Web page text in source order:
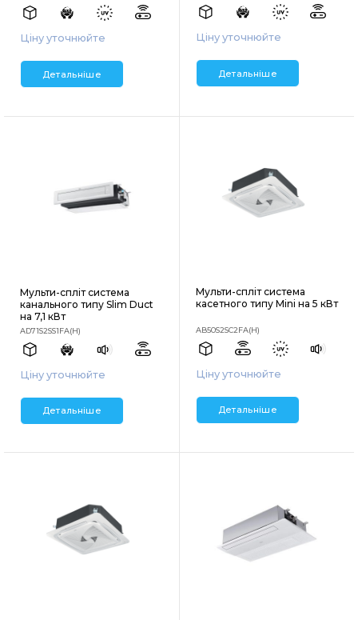
Ціну уточнюйте
Детальніше
Ціну уточнюйте
Детальніше
Мульти-спліт система
канального типу Slim Duct
на 7,1 кВт
AD71S2SS1FA(H)
Ціну уточнюйте
Детальніше
Мульти-спліт система
касетного типу Mini на 5 кВт
AB50S2SC2FA(H)
Ціну уточнюйте
Детальніше